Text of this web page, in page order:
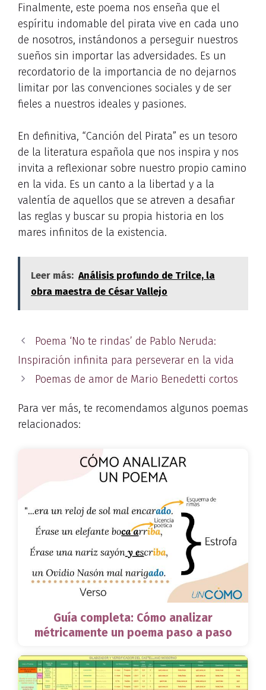
Finalmente, este poema nos enseña que el
espíritu indomable del pirata vive en cada uno
de nosotros, instándonos a perseguir nuestros
sueños sin importar las adversidades. Es un
recordatorio de la importancia de no dejarnos
limitar por las convenciones sociales y de ser
fieles a nuestros ideales y pasiones.
En definitiva, “Canción del Pirata” es un tesoro
de la literatura española que nos inspira y nos
invita a reflexionar sobre nuestro propio camino
en la vida. Es un canto a la libertad y a la
valentía de aquellos que se atreven a desafiar
las reglas y buscar su propia historia en los
mares infinitos de la existencia.
Leer más: Análisis profundo de Trilce, la
obra maestra de César Vallejo
Poema ‘No te rindas’ de Pablo Neruda:
Inspiración infinita para perseverar en la vida
Poemas de amor de Mario Benedetti cortos
Para ver más, te recomendamos algunos poemas
relacionados:
Guía completa: Cómo analizar
métricamente un poema paso a paso